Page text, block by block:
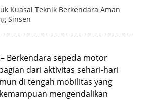
Berkendara sepeda motor
dari aktivitas sehari-hari
di tengah mobilitas yang
mengendalikan